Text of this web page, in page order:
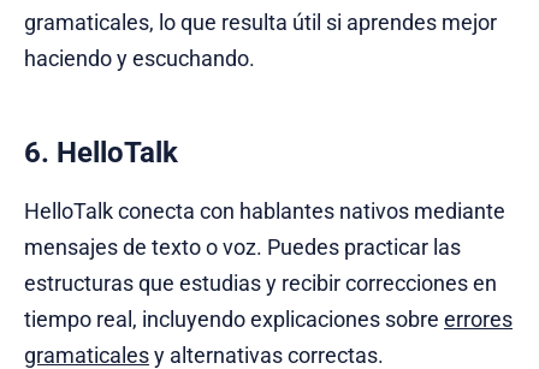
gramaticales, lo que resulta útil si aprendes mejor
haciendo y escuchando.
6. HelloTalk
HelloTalk conecta con hablantes nativos mediante
mensajes de texto o voz. Puedes practicar las
estructuras que estudias y recibir correcciones en
tiempo real, incluyendo explicaciones sobre errores
gramaticalesy alternativas correctas.